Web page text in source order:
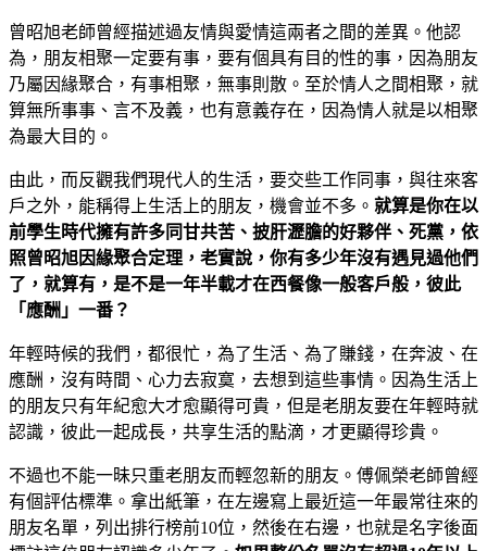
曾昭旭老師曾經描述過友情與愛情這兩者之間的差異。他認
為，朋友相聚一定要有事，要有個具有目的性的事，因為朋友
乃屬因緣聚合，有事相聚，無事則散。至於情人之間相聚，就
算無所事事、言不及義，也有意義存在，因為情人就是以相聚
為最大目的。
由此，而反觀我們現代人的生活，要交些工作同事，與往來客
戶之外，能稱得上生活上的朋友，機會並不多。 就算是你在以
前學生時代擁有許多同甘共苦、披肝瀝膽的好夥伴、死黨，依
照曾昭旭因緣聚合定理，老實說，你有多少年沒有遇見過他們
了，就算有，是不是一年半載才在西餐像一般客戶般，彼此
「應酬」一番？
年輕時候的我們，都很忙，為了生活、為了賺錢，在奔波、在
應酬，沒有時間、心力去寂寞，去想到這些事情。因為生活上
的朋友只有年紀愈大才愈顯得可貴，但是老朋友要在年輕時就
認識，彼此一起成長，共享生活的點滴，才更顯得珍貴。
不過也不能一昧只重老朋友而輕忽新的朋友。傅佩榮老師曾經
有個評估標準。拿出紙筆，在左邊寫上最近這一年最常往來的
朋友名單，列出排行榜前10位，然後在右邊，也就是名字後面